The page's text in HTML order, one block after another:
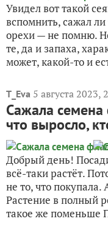
Увидел вот такой
вспомнить, сажал
орехи — не помню.
те, да и запаха,
может, какой-то и
T_Eva 5 августа 2023,
Сажала
что выросло,
Добрый день!
всё-таки растёт.
не то, что
Растение в полный
такое же поменьше